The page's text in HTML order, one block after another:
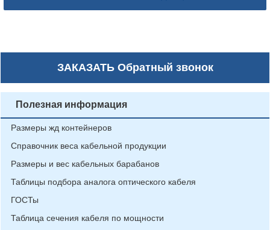
ЗАКАЗАТЬОбратный звонок
Полезная информация
Размеры жд контейнеров
Справочник веса кабельной продукции
Размеры и вес кабельных барабанов
Таблицы подбора аналога оптического кабеля
ГОСТы
Таблица сечения кабеля по мощности